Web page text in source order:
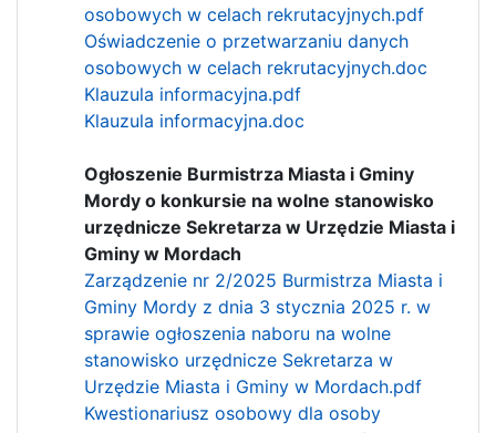
osobowych w celach rekrutacyjnych.pdf
Oświadczenie o przetwarzaniu danych
osobowych w celach rekrutacyjnych.doc
Klauzula informacyjna.pdf
Klauzula informacyjna.doc
Ogłoszenie Burmistrza Miasta i Gminy
Mordy o konkursie na wolne stanowisko
urzędnicze Sekretarza w Urzędzie Miasta i
Gminy w Mordach
Zarządzenie nr 2/2025 Burmistrza Miasta i
Gminy Mordy z dnia 3 stycznia 2025 r. w
sprawie ogłoszenia naboru na wolne
stanowisko urzędnicze Sekretarza w
Urzędzie Miasta i Gminy w Mordach.pdf
Kwestionariusz osobowy dla osoby